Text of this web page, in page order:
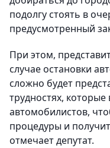
подолгу стоять в
предусмотренный
При этом,
случае остановки
сложно будет
трудностях,
автомобилистов,
процедуры и
отмечает депутат.